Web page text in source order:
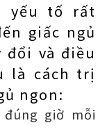
yếu tố rất
giấc ngủ
đổi và điều
là cách trị
ngon:
giờ mỗi